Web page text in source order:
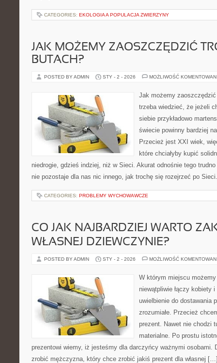
CATEGORIES: EKOLOGIA A POPULACJA ZWIERZYNY
JAK MOŻEMY ZAOSZCZĘDZIĆ
BUTACH?
POSTED BY ADMIN STY - 2 - 2026 MOŻLIWOŚĆ
Jak możemy
trzeba wiedzieć, że jeżeli
siebie przykładowo
świecie powinny bardziej
Przecież jest XXI wiek,
które chciałyby kupić
niedrogie, gdzieś indziej, niż w Sieci. Akurat odnośnie tego
nie pozostaje dla nas nic innego, jak trochę się rozejrzeć po
CATEGORIES: PROBLEMY WYCHOWAWCZE
CO JAK NAJBARDZIEJ WARTO
WŁASNEJ DZIEWCZYNIE?
POSTED BY ADMIN STY - 2 - 2026 MOŻLIWOŚĆ
W którym miejscu
niewątpliwie łączy kobiety
uwielbienie do dostawania
zrozumiałe. Przecież
prezent. Nawet nie chodzi
materialne. Po prostu
prezentowi wiemy, iż jesteśmy dla darczyńcy ważnymi osobami.
zrobić mężczyzna, który chce zrobić jakiś prezent dla własnej